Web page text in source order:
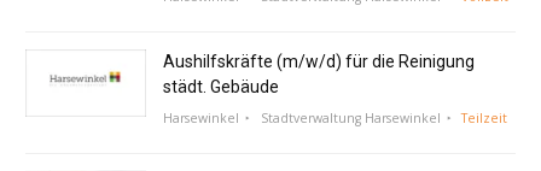
Aushilfskräfte (m/w/d) für die Reinigung
städt. Gebäude
Harsewinkel Stadtverwaltung Harsewinkel Teilzeit